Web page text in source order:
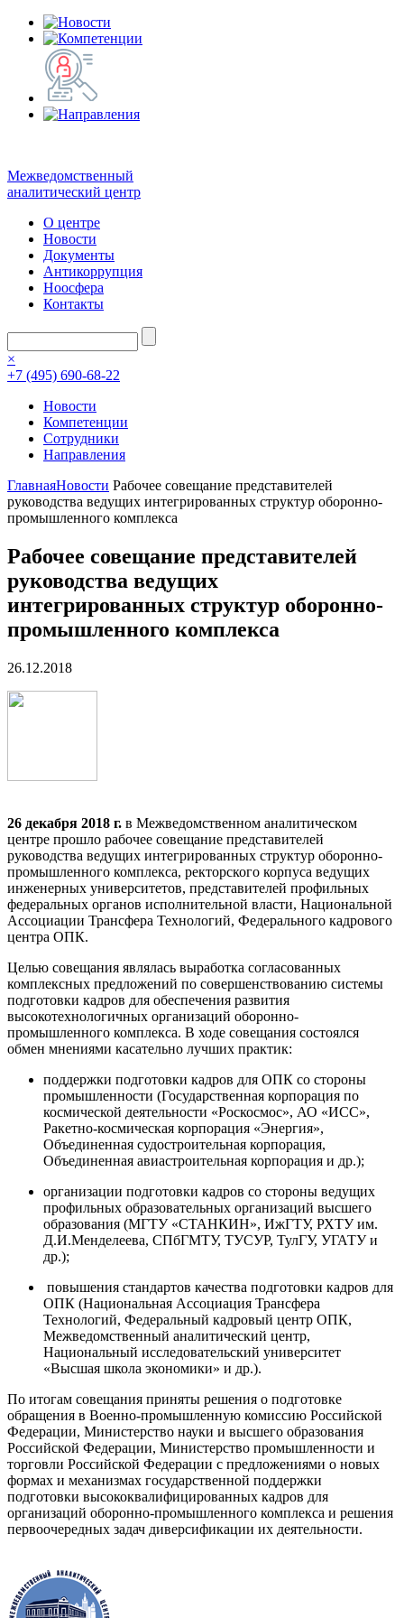
Межведомственный
аналитический центр
О центре
Новости
Документы
Антикоррупция
Ноосфера
Контакты
×
+7 (495) 690-68-22
Новости
Компетенции
Сотрудники
Направления
ГлавнаяНовости Рабочее совещание представителей
руководства ведущих интегрированных структур оборонно-
промышленного комплекса
Рабочее совещание представителей
руководства ведущих
интегрированных структур оборонно-
промышленного комплекса
26.12.2018
26 декабря 2018 г. в Межведомственном аналитическом
центре прошло рабочее совещание представителей
руководства ведущих интегрированных структур оборонно-
промышленного комплекса, ректорского корпуса ведущих
инженерных университетов, представителей профильных
федеральных органов исполнительной власти, Национальной
Ассоциации Трансфера Технологий, Федерального кадрового
центра ОПК.
Целью совещания являлась выработка согласованных
комплексных предложений по совершенствованию системы
подготовки кадров для обеспечения развития
высокотехнологичных организаций оборонно-
промышленного комплекса. В ходе совещания состоялся
обмен мнениями касательно лучших практик:
поддержки подготовки кадров для ОПК со стороны
промышленности (Государственная корпорация по
космической деятельности «Роскосмос», АО «ИСС»,
Ракетно-космическая корпорация «Энергия»,
Объединенная судостроительная корпорация,
Объединенная авиастроительная корпорация и др.);
организации подготовки кадров со стороны ведущих
профильных образовательных организаций высшего
образования (МГТУ «СТАНКИН», ИжГТУ, РХТУ им.
Д.И.Менделеева, СПбГМТУ, ТУСУР, ТулГУ, УГАТУ и
др.);
повышения стандартов качества подготовки кадров для
ОПК (Национальная Ассоциация Трансфера
Технологий, Федеральный кадровый центр ОПК,
Межведомственный аналитический центр,
Национальный исследовательский университет
«Высшая школа экономики» и др.).
По итогам совещания приняты решения о подготовке
обращения в Военно-промышленную комиссию Российской
Федерации, Министерство науки и высшего образования
Российской Федерации, Министерство промышленности и
торговли Российской Федерации с предложениями о новых
формах и механизмах государственной поддержки
подготовки высококвалифицированных кадров для
организаций оборонно-промышленного комплекса и решения
первоочередных задач диверсификации их деятельности.